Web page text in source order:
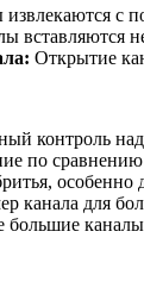
с
вставляются
Открытие
контроль
по
особенно
канала для
каналы